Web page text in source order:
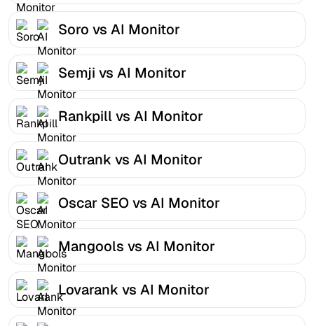
Soro vs AI Monitor
Semji vs AI Monitor
Rankpill vs AI Monitor
Outrank vs AI Monitor
Oscar SEO vs AI Monitor
Mangools vs AI Monitor
Lovarank vs AI Monitor